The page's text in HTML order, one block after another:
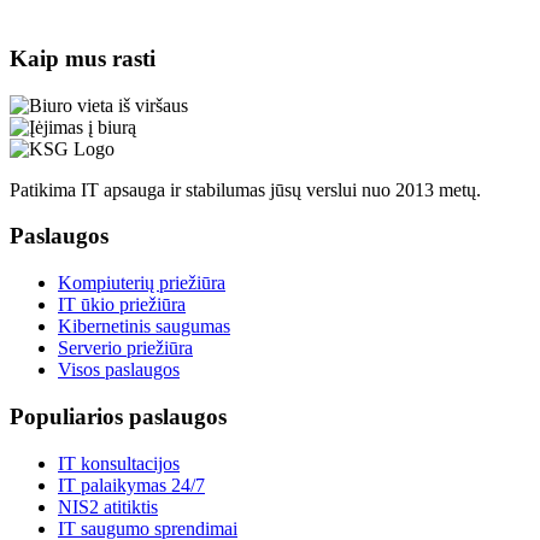
Kaip mus rasti
Patikima IT apsauga ir stabilumas jūsų verslui nuo 2013 metų.
Paslaugos
Kompiuterių priežiūra
IT ūkio priežiūra
Kibernetinis saugumas
Serverio priežiūra
Visos paslaugos
Populiarios paslaugos
IT konsultacijos
IT palaikymas 24/7
NIS2 atitiktis
IT saugumo sprendimai